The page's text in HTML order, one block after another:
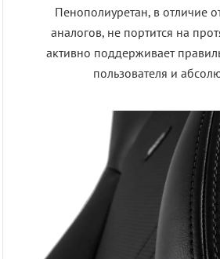
Пенополиуретан, в отличие
аналогов, не портится на
активно поддерживает
пользователя и